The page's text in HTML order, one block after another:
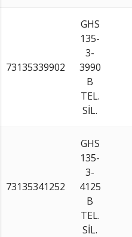
73135339902
GHS
135-
3-
3990
B
TEL.
SİL.
73135341252
GHS
135-
3-
4125
B
TEL.
SİL.